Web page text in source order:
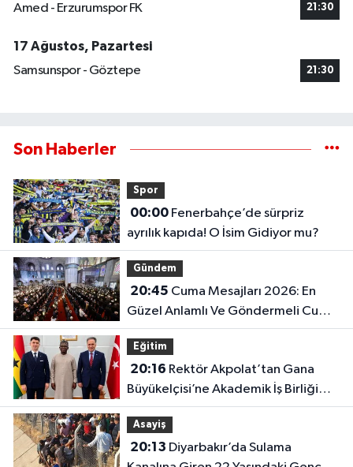
Amed - Erzurumspor FK 21:30
17 Ağustos, Pazartesi
Samsunspor - Göztepe
21:30
Son Haberler
Spor
00:00Fenerbahçe’de sürpriz
ayrılık kapıda! O İsim Gidiyor mu?
Gündem
20:45
Güzel Anlamlı Ve Göndermeli Cuma
Sözleri..
Eğitim
20:16
Büyükelçisi’ne Akademik İş Birliği
Ziyareti!
Asayiş
20:13